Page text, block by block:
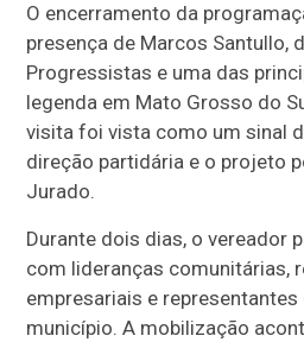
O encerramento da
presença de Marcos Santullo,
Progressistas e uma das
legenda em Mato Grosso do
visita foi vista como um sinal
direção partidária e o projeto
Jurado.
Durante dois dias, o vereador
com lideranças comunitárias,
empresariais e
município. A mobilização